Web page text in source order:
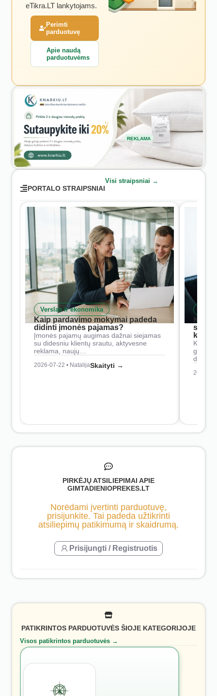
eTikra.LT lankytojams.
Perimti
parduotuvę
Apie naudą
parduotuvėms
REKLAMA
PORTALO STRAIPSNIAI
Visi straipsniai →
Verslas ir ekonomika
Kaip pardavimo mokymai padeda
didinti įmonės pajamas?
Įmonės pajamų augimas dažnai siejamas
su didesniu klientų srautu, aktyvesne
reklama, naujų…
2026-07-22 • NatalijaSkaityti →
Kaip
2026-
PIRKĖJŲ ATSILIEPIMAI APIE
GIMTADIENIOPREKES.LT
Norėdami įvertinti parduotuvę,
prisijunkite. Tai padeda užtikrinti
atsiliepimų patikimumą ir skaidrumą.
Prisijungti / Registruotis
PATIKRINTOS PARDUOTUVĖS ŠIOJE KATEGORIJOJE
Visos patikrintos parduotuvės →